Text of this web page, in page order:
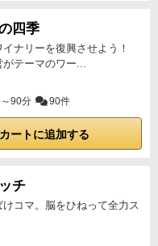
四季
ナリーを復興させよう！
がテーマのワー...
90分 90件
ートに追加する
チ
コマ。脳をひねって全力ス